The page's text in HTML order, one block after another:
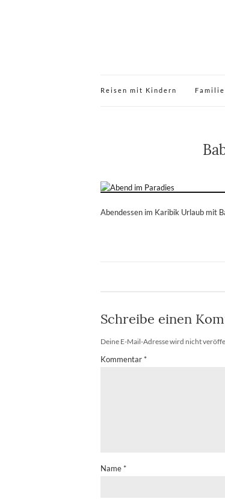
Reisen mit Kindern
Abendessen im Karibik Urlaub mit
Schreibe einen
Deine E-Mail-Adresse wird nicht
Kommentar *
Name *